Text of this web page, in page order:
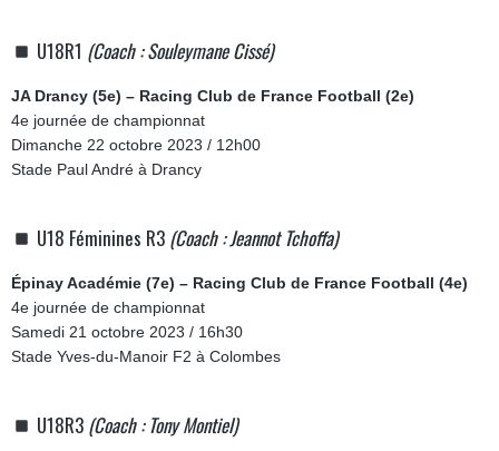
U18R1 (Coach : Souleymane Cissé)
JA Drancy (5e) – Racing Club de France Football (2e)
4e journée de championnat
Dimanche 22 octobre 2023 / 12h00
Stade Paul André à Drancy
U18 Féminines R3 (Coach : Jeannot Tchoffa)
Épinay Académie (7e) – Racing Club de France Football (4e)
4e journée de championnat
Samedi 21 octobre 2023 / 16h30
Stade Yves-du-Manoir F2 à Colombes
U18R3 (Coach : Tony Montiel)